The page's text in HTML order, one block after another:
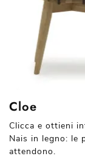
Cloe
Clicca e ottieni
Nais in legno: le
attendono.